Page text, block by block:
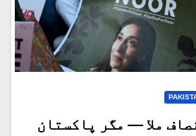
ملا — مگر پاکستان